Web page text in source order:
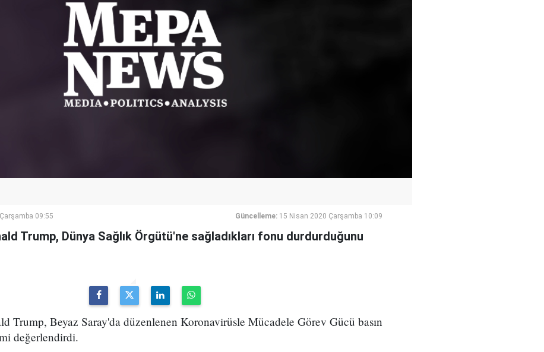
09:55 Güncelleme: 15 Nisan 2020 Çarşamba 10:09
Trump, Dünya Sağlık Örgütü'ne sağladıkları fonu durdurduğunu
Trump, Beyaz Saray'da düzenlenen Koronavirüsle Mücadele Görev Gücü basın
değerlendirdi.